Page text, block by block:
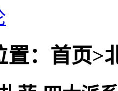
置：首页>